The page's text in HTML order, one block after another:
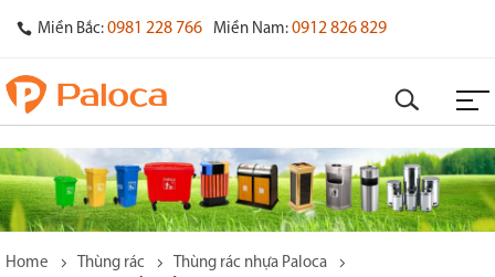
Miền Bắc: 0981 228 766 Miền Nam: 0912 826 829
Home Thùng rác
Thùng rác nhựa Paloca